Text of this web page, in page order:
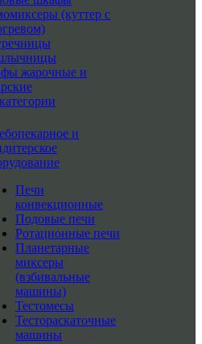
(куттер с
жарочные и
и
Печи
конвекционные
Подовые печи
Ротационные печи
Планетарные
миксеры
(взбивальные
машины)
Тестомесы
Тестораскаточные
машины